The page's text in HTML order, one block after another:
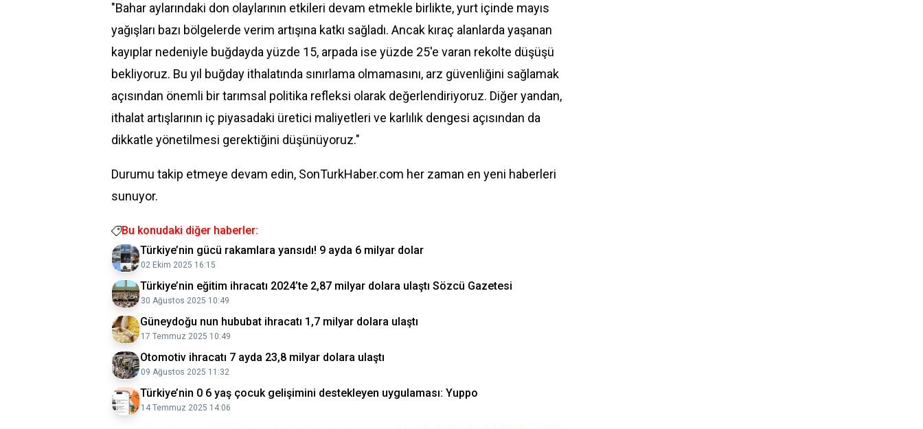
"Bahar aylarındaki don olaylarının etkileri devam etmekle birlikte, yurt içinde mayıs
yağışları bazı bölgelerde verim artışına katkı sağladı. Ancak kıraç alanlarda yaşanan
kayıplar nedeniyle buğdayda yüzde 15, arpada ise yüzde 25'e varan rekolte düşüşü
bekliyoruz. Bu yıl buğday ithalatında sınırlama olmamasını, arz güvenliğini sağlamak
açısından önemli bir tarımsal politika refleksi olarak değerlendiriyoruz. Diğer yandan,
ithalat artışlarının iç piyasadaki üretici maliyetleri ve karlılık dengesi açısından da
dikkatle yönetilmesi gerektiğini düşünüyoruz."
Durumu takip etmeye devam edin, SonTurkHaber.com her zaman en yeni haberleri
sunuyor.
Bu konudaki diğer haberler:
Türkiye’nin gücü rakamlara yansıdı! 9 ayda 6 milyar dolar
02 Ekim 2025 16:15
Türkiye’nin eğitim ihracatı 2024’te 2,87 milyar dolara ulaştı Sözcü Gazetesi
30 Ağustos 2025 10:49
Güneydoğu nun hububat ihracatı 1,7 milyar dolara ulaştı
17 Temmuz 2025 10:49
Otomotiv ihracatı 7 ayda 23,8 milyar dolara ulaştı
09 Ağustos 2025 11:32
Türkiye’nin 0 6 yaş çocuk gelişimini destekleyen uygulaması: Yuppo
14 Temmuz 2025 14:06